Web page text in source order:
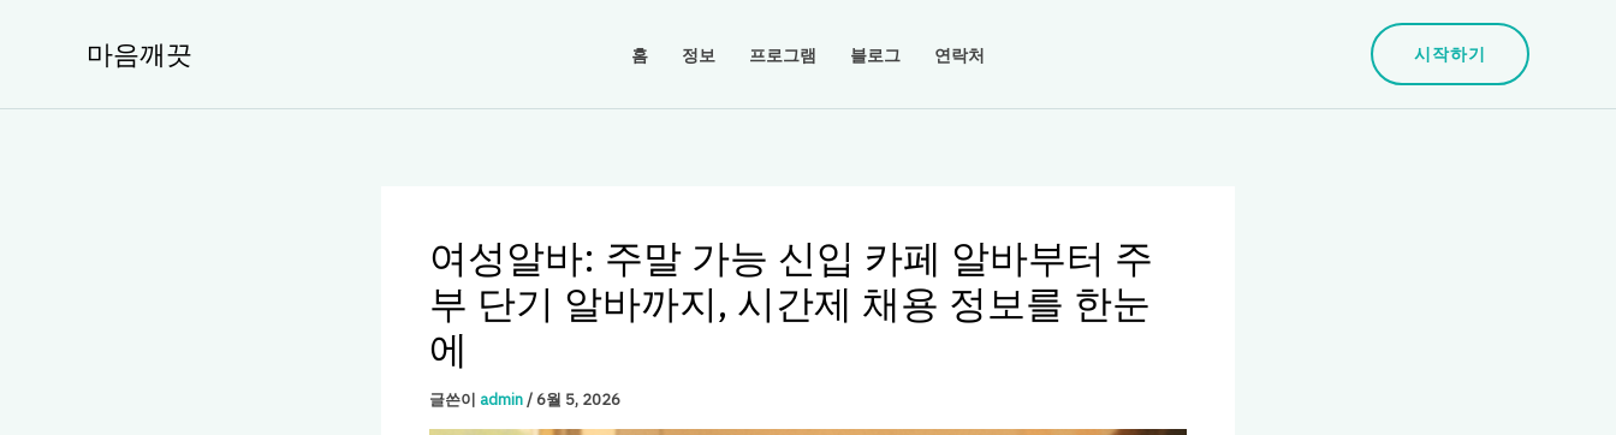
마음깨끗 홈 정보 프로그램 블로그 연락처 시작하기
여성알바: 주말 가능 신입 카페 알바부터 주
부 단기 알바까지, 시간제 채용 정보를 한눈
에
글쓴이 admin/6월 5, 2026